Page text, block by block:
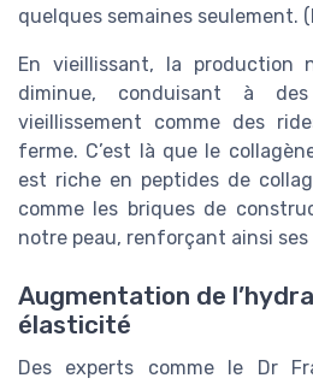
quelques semaines seulement.
En vieillissant, la production
diminue, conduisant à
vieillissement comme des
ferme. C’est là que le
est riche en peptides de
comme les briques de
notre peau, renforçant ainsi
Augmentation de
élasticité
Des experts comme le Dr